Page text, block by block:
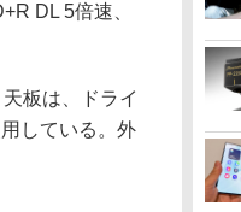
DL 5倍速、
板は、ドライ
している。外